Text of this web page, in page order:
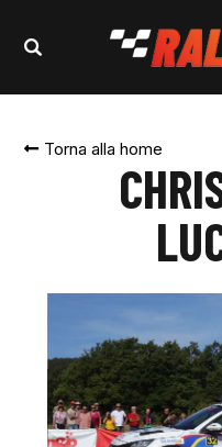
Torna alla home